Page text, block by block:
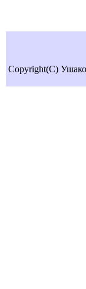
Copyright(C)